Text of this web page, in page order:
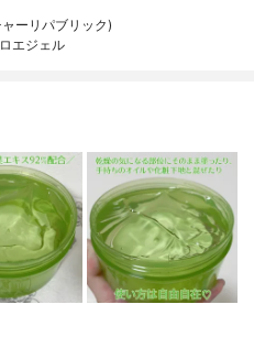
ーリパブリック)
エジェル